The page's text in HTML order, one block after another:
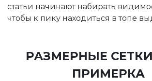
статьи начинают набирать
чтобы к пику находиться в топе
РАЗМЕРНЫЕ СЕТКИ
ПРИМЕРКА